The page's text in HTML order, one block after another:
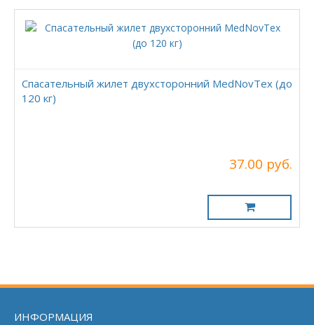
Спасательный жилет двухсторонний MedNovTex (до
120 кг)
37.00 руб.
ИНФОРМАЦИЯ